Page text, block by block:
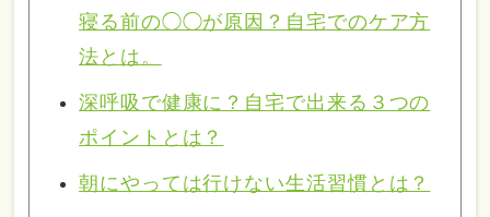
寝る前の◯◯が原因？自宅でのケア方
法とは。
深呼吸で健康に？自宅で出来る３つの
ポイントとは？
朝にやっては行けない生活習慣とは？